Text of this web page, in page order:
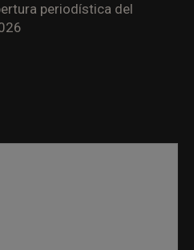
periodística del